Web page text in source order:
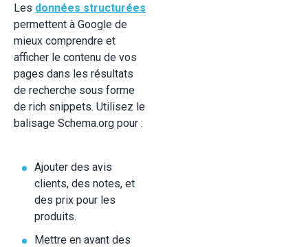
Les données structurées
permettent à Google de
mieux comprendre et
afficher le contenu de vos
pages dans les résultats
de recherche sous forme
de rich snippets. Utilisez le
balisage Schema.org pour :
Ajouter des avis
clients, des notes, et
des prix pour les
produits.
Mettre en avant des